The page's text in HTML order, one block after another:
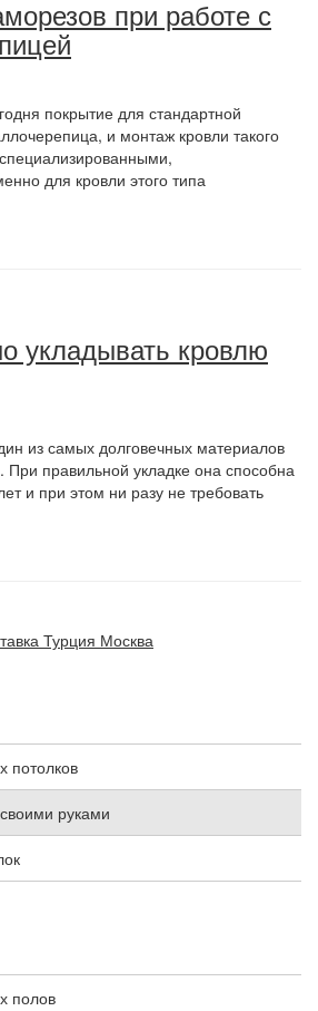
при работе с
покрытие для стандартной
и монтаж кровли такого
для кровли этого типа
укладывать кровлю
из самых долговечных материалов
При правильной укладке она способна
и при этом ни разу не требовать
Турция Москва
потолков
руками
полов